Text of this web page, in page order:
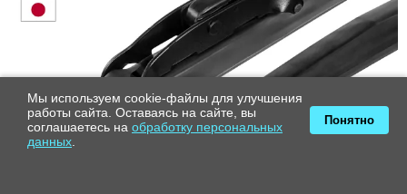
Мы используем cookie-файлы для улучшения
работы сайта. Оставаясь на сайте, вы
соглашаетесь на обработку персональных
данных
Понятно